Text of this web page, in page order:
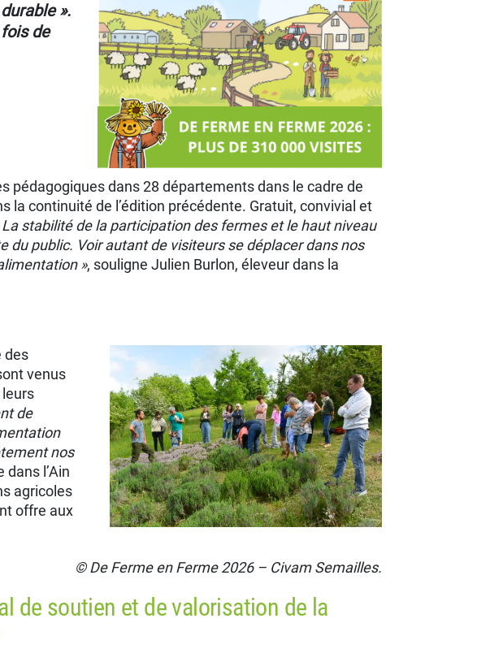
».
de
pédagogiques dans 28 départements dans le cadre de
la continuité de l’édition précédente. Gratuit, convivial et
La stabilité de la participation des fermes et le haut niveau
public. Voir autant de visiteurs se déplacer dans nos
», souligne Julien Burlon, éleveur dans la
des
venus
de
nos
l’Ain
agricoles
offre aux
© De Ferme en Ferme 2026 – Civam Semailles.
de soutien et de valorisation de la